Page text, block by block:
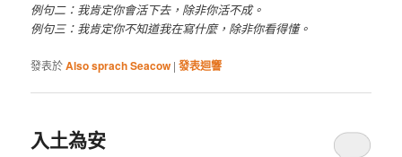
例句二：我肯定你會活下去，除非你活不成。
例句三：我肯定你不知道我在寫什麼，除非你看得懂。
發表於Also sprach Seacow |發表迴響
入土為安